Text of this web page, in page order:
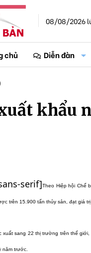
08/08/2026
chủ Diễn đàn
khẩu
serif]Theo Hiệp hội Chế
trên 15.900 tấn thủy sản, đạt giá trị
sang 22 thị trường trên thế
năm trước.